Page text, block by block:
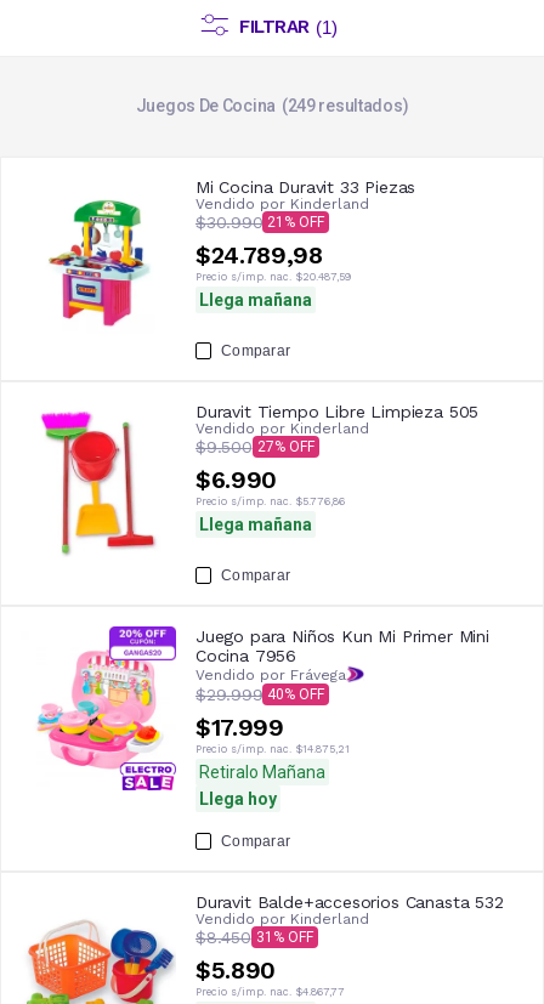
FILTRAR (1)
Juegos De Cocina 249resultados
Mi Cocina Duravit 33 Piezas
Vendido por Kinderland
$30.990 21
$24.789,98
Precio s/imp. nac. $20.487,59
Llega mañana
Comparar
Duravit Tiempo Libre Limpieza 505
Vendido por Kinderland
$9.500 27
$6.990
Precio s/imp. nac. $5.776,86
Llega mañana
Comparar
Juego para Niños Kun Mi Primer Mini
Cocina 7956
Vendido por Frávega
$29.999 40
$17.999
Precio s/imp. nac. $14.875,21
Retiralo Mañana
Llega hoy
Comparar
Duravit Balde+accesorios Canasta 532
Vendido por Kinderland
$8.450 31
$5.890
Precio s/imp. nac. $4.867,77